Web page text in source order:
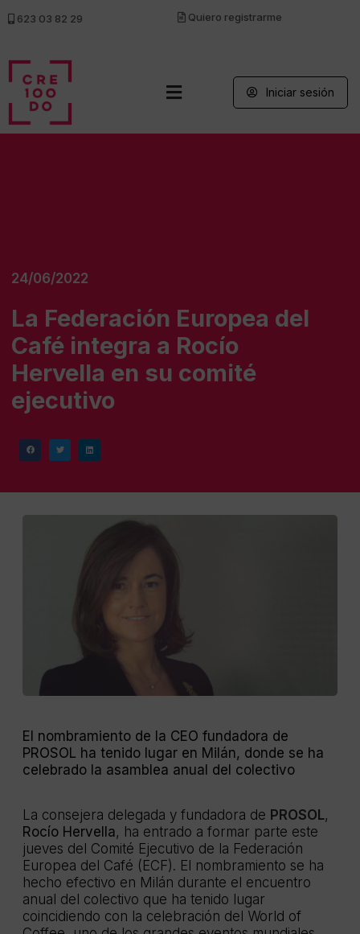
623 03 82 29 Quiero registrarme
Iniciar sesión
24/06/2022
La Federación Europea del
Café integra a Rocío
Hervella en su comité
ejecutivo
El nombramiento de la CEO fundadora de
PROSOL ha tenido lugar en Milán, donde se ha
celebrado la asamblea anual del colectivo
La consejera delegada y fundadora de PROSOL,
Rocío Hervella, ha entrado a formar parte este
jueves del Comité Ejecutivo de la Federación
Europea del Café (ECF). El nombramiento se ha
hecho efectivo en Milán durante el encuentro
anual del colectivo que ha tenido lugar
coincidiendo con la celebración del World of